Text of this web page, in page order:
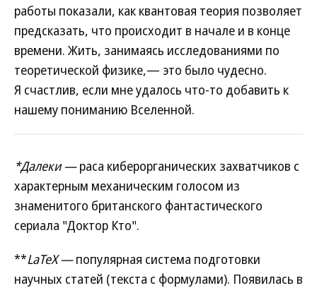
работы показали, как квантовая теория позволяет
предсказать, что происходит в начале и в конце
времени. Жить, занимаясь исследованиями по
теоретической физике,— это было чудесно.
Я счастлив, если мне удалось что-то добавить к
нашему пониманию Вселенной.
*Далеки —раса киберорганических захватчиков с
характерным механическим голосом из
знаменитого британского фантастического
сериала "Доктор Кто".
**LaTeX —популярная система подготовки
научных статей (текста с формулами). Появилась в